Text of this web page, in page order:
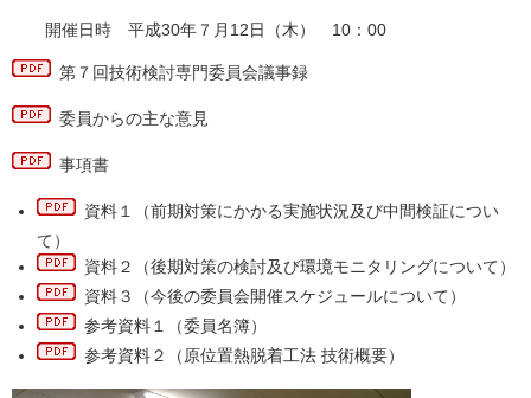
開催日時 平成30年７月12日（木） 10：00
第７回技術検討専門委員会議事録
委員からの主な意見
事項書
資料１
（前期対策にかかる実施状況及び中間検証につい
て）
資料２
（後期対策の検討及び環境モニタリングについて）
資料３
（今後の委員会開催スケジュールについて）
参考資料１
（委員名簿）
参考資料２
（原位置熱脱着工法 技術概要）